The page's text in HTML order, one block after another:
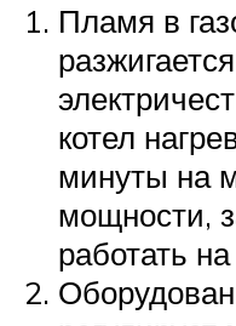
Пламя в
котел
минуты на
мощности,
работать